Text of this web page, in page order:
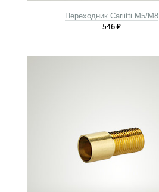
Переходник Cariitti М5/М8
546₽